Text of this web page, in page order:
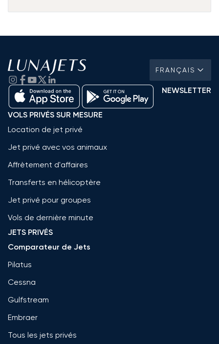
FRANÇAIS
NEWSLETTER
VOLS PRIVÉS SUR MESURE
Location de jet privé
Jet privé avec vos animaux
Affrètement d'affaires
Transferts en hélicoptère
Jet privé pour groupes
Vols de dernière minute
JETS PRIVÉS
Comparateur de Jets
Pilatus
Cessna
Gulfstream
Embraer
Tous les jets privés